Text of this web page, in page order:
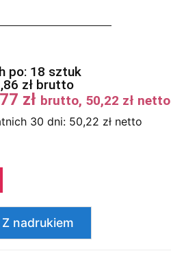
po: 18 sztuk
zł brutto
zł brutto, 50,22 zł netto
30 dni: 50,22 zł netto
Z nadrukiem